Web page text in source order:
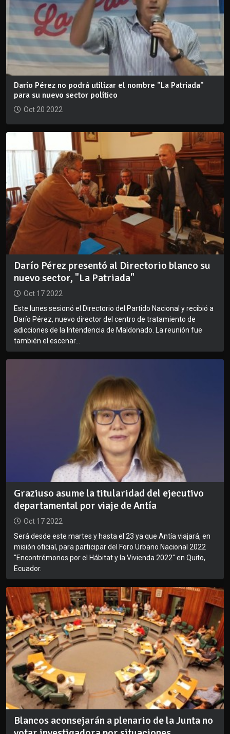
Darío Pérez no podrá utilizar el nombre "La Patriada"
para su nuevo sector político
Oct 20 2022
Darío Pérez presentó al Directorio blanco su
nuevo sector, "La Patriada"
Oct 17 2022
Este lunes sesionó el Directorio del Partido Nacional y recibió a
Darío Pérez, nuevo director del centro de tratamiento de
adicciones de la Intendencia de Maldonado. La reunión fue
también el escenar...
Graziuso asume la titularidad del ejecutivo
departamental por viaje de Antía
Oct 17 2022
Será desde este martes y hasta el 23 ya que Antía viajará, en
misión oficial, para participar del Foro Urbano Nacional 2022
"Encontrémonos por el Hábitat y la Vivienda 2022" en Quito,
Ecuador.
Blancos aconsejarán a plenario de la Junta no